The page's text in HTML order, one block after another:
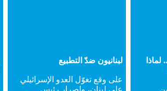
لبنانيون ضدّ التطبيع
على وقع تغوّل العدو الإسرائيلي
على لبنان، وإصرار رئيس